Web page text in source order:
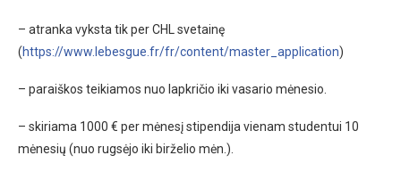
– atranka vyksta tik per CHL svetainę
(https://www.lebesgue.fr/fr/content/master_application)
– paraiškos teikiamos nuo lapkričio iki vasario mėnesio.
– skiriama 1000 € per mėnesį stipendija vienam studentui 10
mėnesių (nuo rugsėjo iki birželio mėn.).